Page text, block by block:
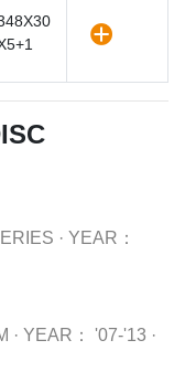
· YEAR：
· YEAR： '07-'13 ·